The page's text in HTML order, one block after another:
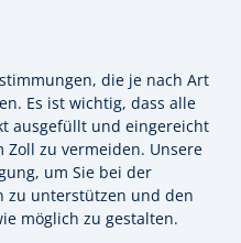
die je nach Art
Es ist wichtig, dass alle
ausgefüllt und eingereicht
zu vermeiden. Unsere
um Sie bei der
zu unterstützen und den
möglich zu gestalten.